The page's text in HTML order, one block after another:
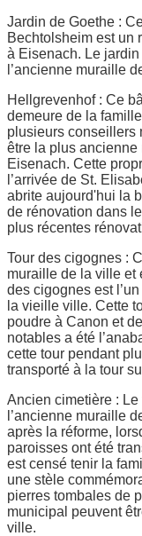
Jardin de Goethe :
Bechtolsheim est un
à Eisenach. Le
l’ancienne muraille
Hellgrevenhof : Ce
demeure de la
plusieurs conseillers
être la plus
Eisenach. Cette
l’arrivée de St.
abrite aujourd'hui la
de rénovation dans
plus récentes
Tour des cigognes :
muraille de la ville et
des cigognes est
la vieille ville. Cette
poudre à Canon et
notables a été
cette tour pendant
transporté à la tour
Ancien cimetière :
l’ancienne muraille
après la réforme,
paroisses ont été
est censé tenir la
une stèle
pierres tombales de
municipal peuvent
ville.